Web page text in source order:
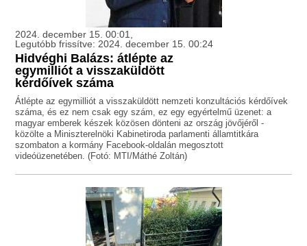
2024. december 15. 00:01,
Legutóbb frissítve: 2024. december 15. 00:24
Hidvéghi Balázs: átlépte az
egymilliót a visszaküldött
kérdőívek száma
Átlépte az egymilliót a visszaküldött nemzeti konzultációs kérdőívek
száma, és ez nem csak egy szám, ez egy egyértelmű üzenet: a
magyar emberek készek közösen dönteni az ország jövőjéről -
közölte a Miniszterelnöki Kabinetiroda parlamenti államtitkára
szombaton a kormány Facebook-oldalán megosztott
videóüzenetében. (Fotó: MTI/Máthé Zoltán)